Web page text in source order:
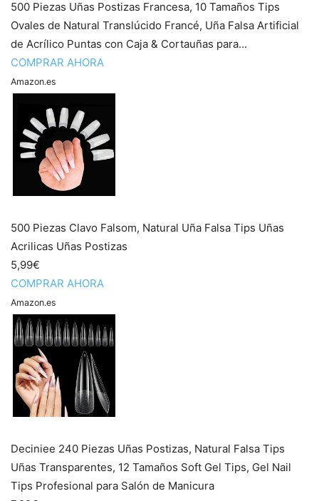
500 Piezas Uñas Postizas Francesa, 10 Tamaños Tips
Ovales de Natural Translúcido Francé, Uña Falsa Artificial
de Acrílico Puntas con Caja & Cortauñas para...
COMPRAR AHORA
Amazon.es
500 Piezas Clavo Falsom, Natural Uña Falsa Tips Uñas
Acrilicas Uñas Postizas
5,99€
COMPRAR AHORA
Amazon.es
Deciniee 240 Piezas Uñas Postizas, Natural Falsa Tips
Uñas Transparentes, 12 Tamaños Soft Gel Tips, Gel Nail
Tips Profesional para Salón de Manicura